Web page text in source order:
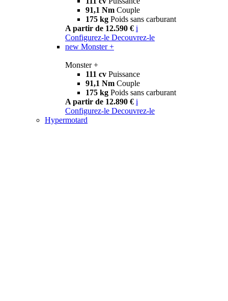
91,1 Nm Couple
175 kg Poids sans carburant
A partir de 12.590 € i
Configurez-le Decouvrez-le
new Monster +
Monster +
111 cv Puissance
91,1 Nm Couple
175 kg Poids sans carburant
A partir de 12.890 € i
Configurez-le Decouvrez-le
Hypermotard